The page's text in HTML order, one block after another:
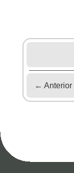
← Anterior